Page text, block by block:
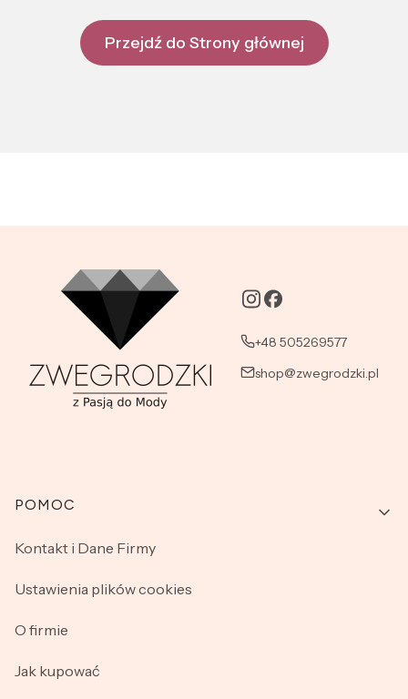
Przejdź do Strony głównej
+48 505269577
shop@zwegrodzki.pl
Linki w stopce
POMOC
Kontakt i Dane Firmy
Ustawienia plików cookies
O firmie
Jak kupować